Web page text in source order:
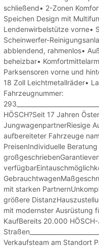
schließend• 2-Zonen
Speichen Design mit
Lendenwirbelstütze vorne•
Scheinwerfer-
abblendend, rahmenlos•
beheizbar•
Parksensoren vorne und
18 Zoll Leichtmetallräder•
Fahrzeugnummer:
HÖSCH?Seit 17 Jahren
JungwagenpartnerRiesige
aufbereiteter Fahrzeuge
PreisenIndividuelle
mit starken
größere
mit modernster Ausrüstung
KaufBereits 20.000
Verkaufsteam am Standort